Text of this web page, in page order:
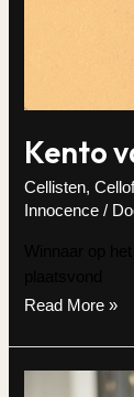
Kento
Cellisten,
Innocence /
Kento
Read More »